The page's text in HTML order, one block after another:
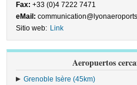
Fax: +33 (0)4 7222 7471
eMail:
Sitio web: Link
Aeropuertos
Grenoble Isère (45km)